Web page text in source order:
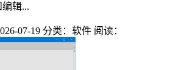
辑...
07-19 分类：软件 阅读：